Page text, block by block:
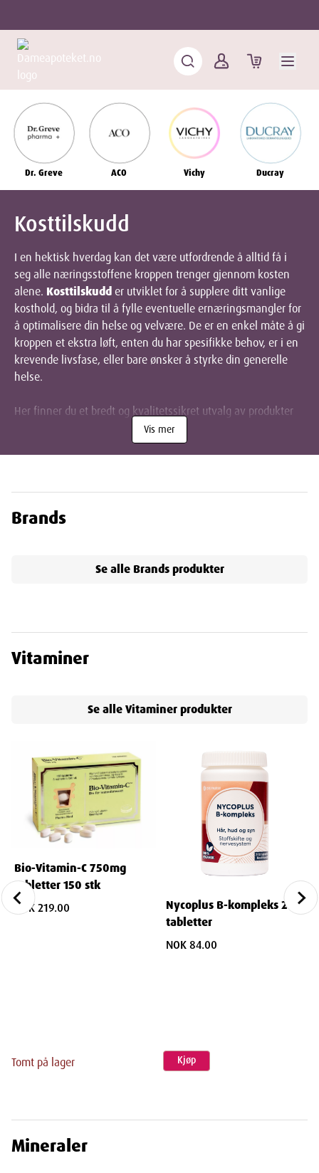
Dr. Greve ACO Vichy Ducray
Kosttilskudd
I en hektisk hverdag kan det være utfordrende å alltid få i
seg alle næringsstoffene kroppen trenger gjennom kosten
alene. Kosttilskudder utviklet for å supplere ditt vanlige
kosthold, og bidra til å fylle eventuelle ernæringsmangler for
å optimalisere din helse og velvære. De er en enkel måte å gi
kroppen et ekstra løft, enten du har spesifikke behov, er i en
krevende livsfase, eller bare ønsker å styrke din generelle
helse.
Her finner du et bredt og kvalitetssikret utvalg av produkter
som støtter ulike helseområder. Vi tilbyr et mangfold av
for kroppens mange funksjoner.
Omega-3-fettsyrer:
samt immunforsvaret.
variert og balansert kosthold. Våre farmasøyter er her for å
veilede deg i valg av produkter og hjelpe deg med å finne de
kosttilskuddene som passer best for dine individuelle behov.
Vis mer
Brands
Se alle Brandsprodukter
Vitaminer
Se alleVitaminerprodukter
Bio-Vitamin-C 750mg
tabletter 150 stk
NOK 219.00
Tomt på lager
Nycoplus B-kompleks 200
tabletter
NOK 84.00
Kjøp
Mineraler